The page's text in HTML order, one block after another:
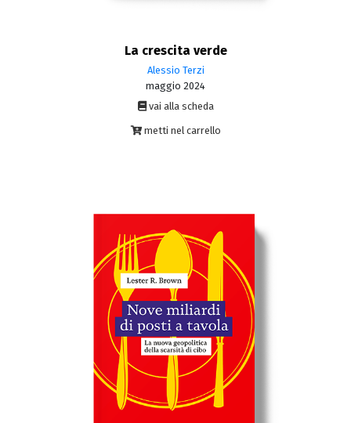
La crescita verde
Alessio Terzi
maggio 2024
vai alla scheda
metti nel carrello